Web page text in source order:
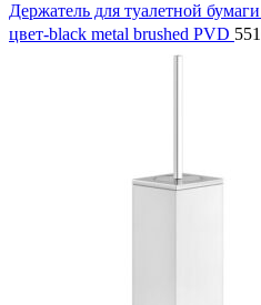
Держатель для туалетной
цвет-black metal brushed PVD